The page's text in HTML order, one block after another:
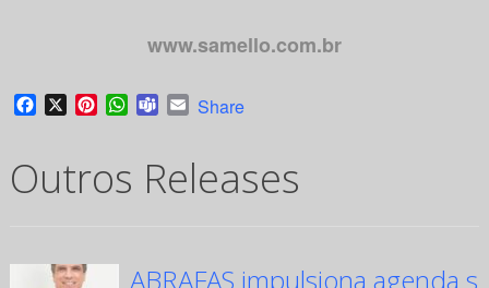
www.samello.com.br
Facebook
X PinterestWhatsApp
TeamsEmail
Share
Outros Releases
ABRAFAS impulsiona agenda